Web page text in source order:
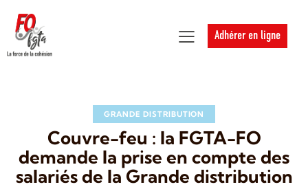
Adhérer en ligne
GRANDE DISTRIBUTION
Couvre-feu : la FGTA-FO
demande la prise en compte des
salariés de la Grande distribution